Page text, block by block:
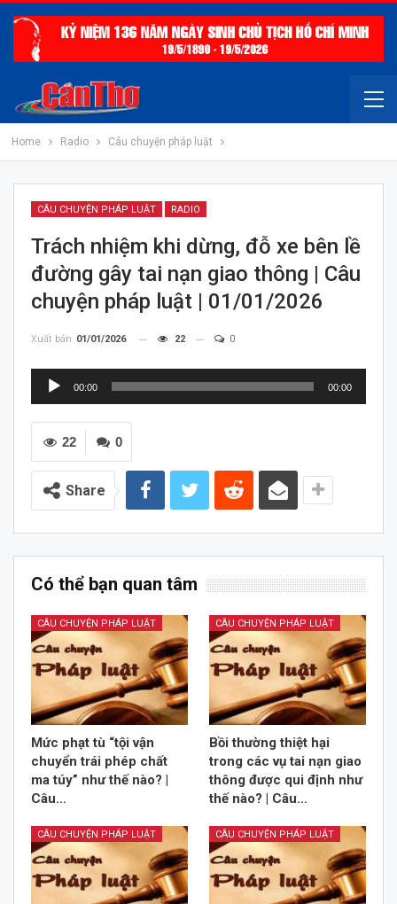
Home Radio Câu chuyện pháp luật
CÂU CHUYỆN PHÁP LUẬT RADIO
Trách nhiệm khi dừng, đỗ xe bên lề
đường gây tai nạn giao thông | Câu
chuyện pháp luật | 01/01/2026
Xuất bản 01/01/2026 22 0
Trình
Audio
00:00 00:00
0
22
Share
Có thể bạn quan tâm
CÂU CHUYỆN PHÁP LUẬT
Mức phạt tù “tội vận
chuyển trái phép chất
ma túy” như thế nào? |
Câu…
CÂU CHUYỆN PHÁP LUẬT
Bồi thường thiệt hại
trong các vụ tai nạn giao
thông được qui định như
thế nào? | Câu…
CÂU CHUYỆN PHÁP LUẬT CÂU CHUYỆN PHÁP LUẬT